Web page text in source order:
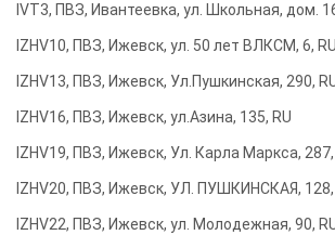
IVT3, ПВЗ, Ивантеевка, ул. Школьная, дом.
IZHV10, ПВЗ, Ижевск, ул. 50 лет ВЛКСМ, 6, RU
IZHV13, ПВЗ, Ижевск, Ул.Пушкинская, 290,
IZHV16, ПВЗ, Ижевск, ул.Азина, 135, RU
IZHV19, ПВЗ, Ижевск, Ул. Карла Маркса, 287,
IZHV20, ПВЗ, Ижевск, УЛ. ПУШКИНСКАЯ, 128,
IZHV22, ПВЗ, Ижевск, ул. Молодежная, 90,